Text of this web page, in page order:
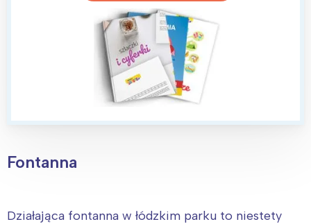
Fontanna
Działająca fontanna w łódzkim parku to niestety